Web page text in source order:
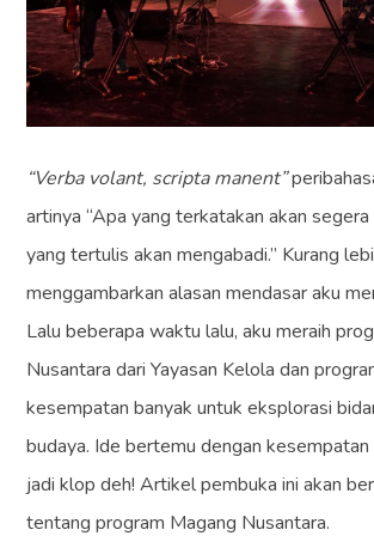
“Verba volant, scripta manent”
artinya “Apa yang terkatakan akan segera
yang tertulis akan mengabadi.” Kurang
menggambarkan alasan mendasar aku
Lalu beberapa waktu lalu, aku meraih
Nusantara dari Yayasan Kelola dan
kesempatan banyak untuk eksplorasi
budaya. Ide bertemu dengan kesempatan
jadi klop deh! Artikel pembuka ini akan
tentang program Magang Nusantara.